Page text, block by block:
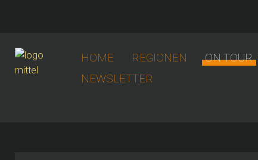
HOME REGIONEN ON TOUR
NEWSLETTER